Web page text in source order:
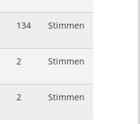
134 Stimmen
2 Stimmen
2 Stimmen